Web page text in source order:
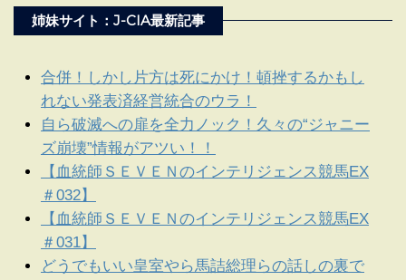
姉妹サイト：J-CIA最新記事
合併！しかし片方は死にかけ！頓挫するかもし
れない発表済経営統合のウラ！
自ら破滅への扉を全力ノック！久々の“ジャニー
ズ崩壊”情報がアツい！！
【血統師ＳＥＶＥＮのインテリジェンス競馬EX
＃032】
【血統師ＳＥＶＥＮのインテリジェンス競馬EX
＃031】
どうでもいい皇室やら馬詰総理らの話しの裏で